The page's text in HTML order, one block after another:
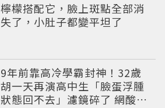
檸檬搭配它，臉上斑點全部消
失了，小肚子都變平坦了
9年前靠高冷學霸封神！32歲
胡一天再演高中生「臉蛋浮腫
狀態回不去」濾鏡碎了 網酸：